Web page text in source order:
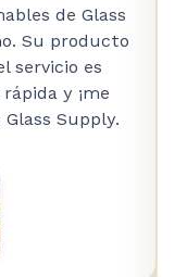
de Glass
Su producto
servicio es
y ¡me
Supply.